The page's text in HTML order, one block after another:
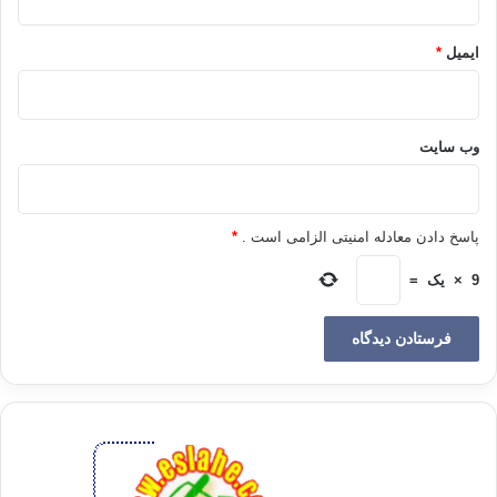
برگردانده شده به فارسي توسط آوات
چقدر می ترسم
وقتی که باز می گردم
خبری بد را با خود داشته باشی
چقدر می ترسم
وقتی در آغوشت می گيرم
ایمیل *
وب‌ سایت
پاسخ دادن معادله امنیتی الزامی است . *
9
× یک =